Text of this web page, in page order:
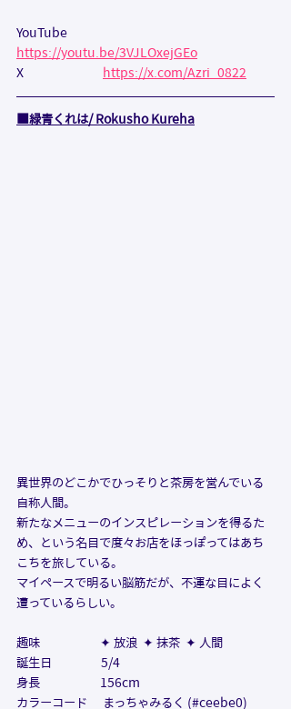
YouTube
https://youtu.be/3VJLOxejGEo
X
https://x.com/Azri_0822
緑青くれは/ Rokusho Kureha
異世界のどこかでひっそりと茶房を営んでいる
自称人間。
新たなメニューのインスピレーションを得るた
め、という名目で度々お店をほっぽってはあち
こちを旅している。
マイペースで明るい脳筋だが、不運な目によく
遭っているらしい。
趣味 ✦ 放浪  ✦ 抹茶  ✦ 人間
誕生日                  5/4
身長                      156cm
カラーコード
まっちゃみるく (#ceebe0)